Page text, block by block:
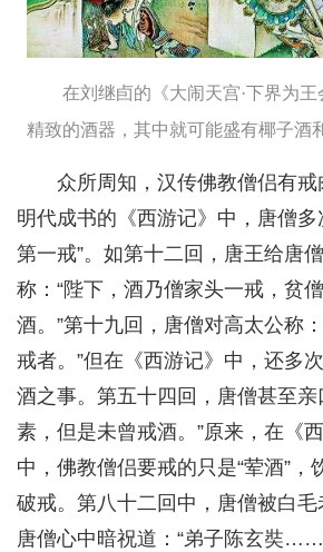
在刘继卣的《大闹天宫·下界为
精致的酒器，其中就可能盛有椰子酒
众所周知，汉传佛教僧侣有
明代成书的《西游记》中，唐僧多
第一戒”。如第十二回，唐王给唐
称：“陛下，酒乃僧家头一戒，贫
酒。”第十九回，唐僧对高太公称
戒者。”但在《西游记》中，还多
酒之事。第五十四回，唐僧甚至亲
素，但是未曾戒酒。”原来，在《
中，佛教僧侣要戒的只是“荤酒”，
破戒。第八十二回中，唐僧被白毛
唐僧心中暗祝道：“弟子陈玄奘